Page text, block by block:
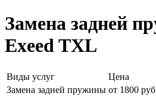
Замена задней
Exeed TXL
Виды услуг Цена
Замена задней пружины от 1800